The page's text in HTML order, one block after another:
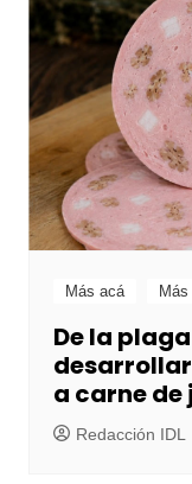
Más acá
De la
a carne
Redacción IDL